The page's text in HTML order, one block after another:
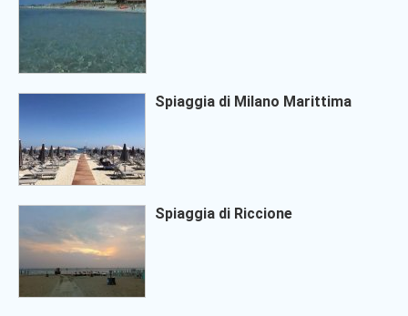
Spiaggia di Milano Marittima
Spiaggia di Riccione